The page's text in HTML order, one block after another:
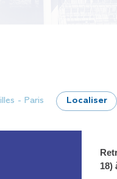
- Paris Localiser
18)